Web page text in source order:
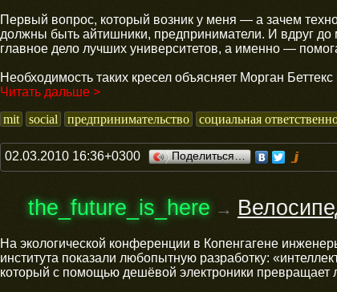
Первый вопрос, который возник у меня — а зачем
должны быть айтишники, предприниматели. И вдруг
главное дело лучших университетов, а именно —
Необходимость таких кресел объясняет Морган
Читать дальше >
mit
social предпринимательство социальная
02.03.2010 16:36+0300 Поделиться…
the_future_is_here →
На экологической конференции в Копенгагене
института показали любопытную разработку:
который с помощью дешёвой электроники превращает